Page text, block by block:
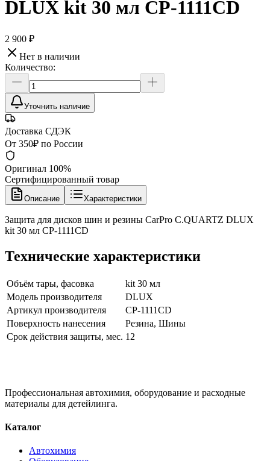
DLUX kit 30 мл CP-1111CD
2 900 ₽
Нет в наличии
Количество:
Уточнить наличие
Доставка СДЭК
От 350₽ по России
Оригинал 100%
Сертифицированный товар
Описание Характеристики
Защита для дисков шин и резины CarPro C.QUARTZ DLUX
kit 30 мл CP-1111CD
Технические характеристики
Объём тары, фасовка
kit 30 мл
Модель производителя
DLUX
Артикул производителя
CP-1111CD
Поверхность нанесения
Резина, Шины
Срок действия защиты, мес. 12
Профессиональная автохимия, оборудование и расходные
материалы для детейлинга.
Каталог
Автохимия